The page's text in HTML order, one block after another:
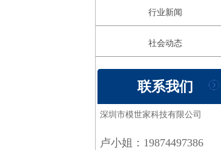
行业新闻
社会动态
联系我们
深圳市模世家科技有限公司
卢小姐：19874497386